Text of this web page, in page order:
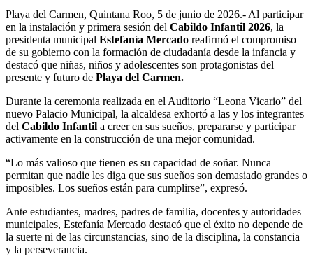
Playa del Carmen, Quintana Roo, 5 de junio de 2026.- Al participar
en la instalación y primera sesión del Cabildo Infantil 2026, la
presidenta municipal Estefanía Mercado reafirmó el compromiso
de su gobierno con la formación de ciudadanía desde la infancia y
destacó que niñas, niños y adolescentes son protagonistas del
presente y futuro de Playa del Carmen.
Durante la ceremonia realizada en el Auditorio “Leona Vicario” del
nuevo Palacio Municipal, la alcaldesa exhortó a las y los integrantes
del Cabildo Infantil a creer en sus sueños, prepararse y participar
activamente en la construcción de una mejor comunidad.
“Lo más valioso que tienen es su capacidad de soñar. Nunca
permitan que nadie les diga que sus sueños son demasiado grandes o
imposibles. Los sueños están para cumplirse”, expresó.
Ante estudiantes, madres, padres de familia, docentes y autoridades
municipales, Estefanía Mercado destacó que el éxito no depende de
la suerte ni de las circunstancias, sino de la disciplina, la constancia
y la perseverancia.